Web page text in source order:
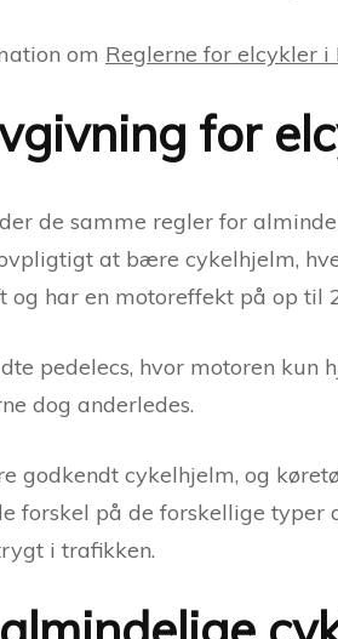
om Reglerne for elcykler i
for
de samme regler for
at bære cykelhjelm,
og har en motoreffekt på op til
pedelecs, hvor motoren kun
dog anderledes.
godkendt cykelhjelm, og
forskel på de forskellige
i trafikken.